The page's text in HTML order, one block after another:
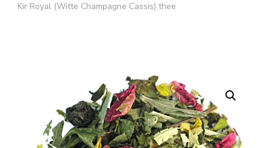
Kir Royal (Witte Champagne Cassis) thee